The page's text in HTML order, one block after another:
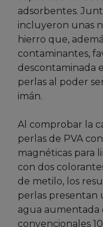
adsorbentes.
incluyeron unas
hierro que,
contaminantes,
descontaminada
perlas al poder
imán.
Al comprobar la
perlas de PVA
magnéticas para
con dos
de metilo, los
perlas presentan
agua aumentada
convencionales